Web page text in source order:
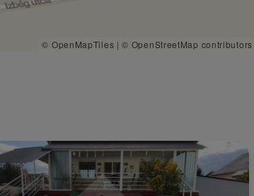
© OpenMapTiles |© OpenStreetMap contributors